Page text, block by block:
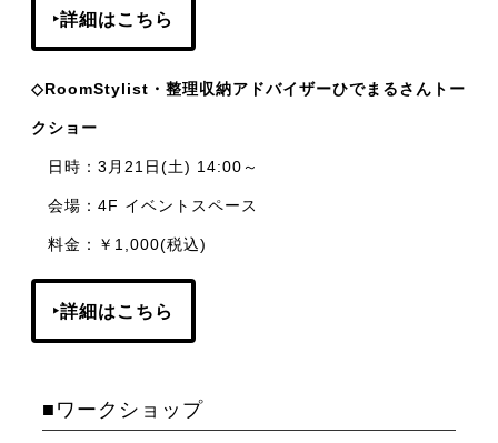
‣詳細はこちら
◇RoomStylist・整理収納アドバイザーひでまるさんトー
クショー
日時：3月21日(土) 14:00～
会場：4F イベントスペース
料金：￥1,000(税込)
‣詳細はこちら
■ワークショップ